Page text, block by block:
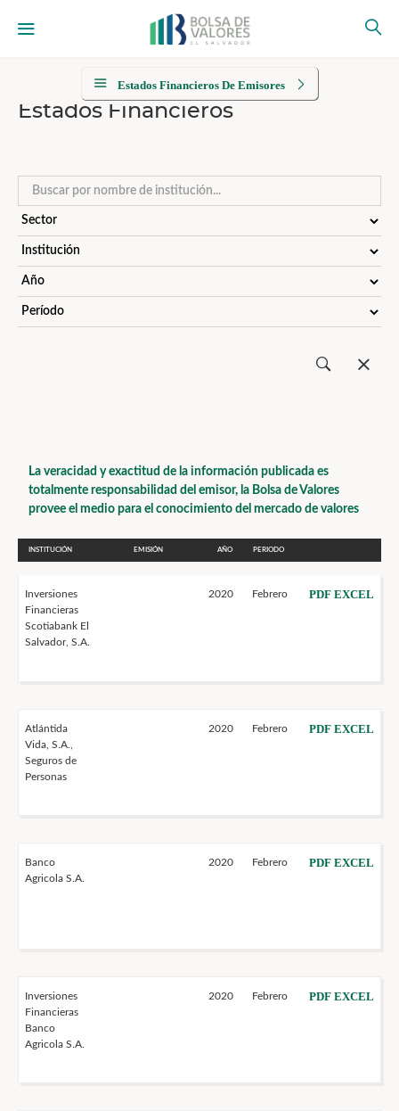
Estados Financieros De Emisores
Estados Financieros
La veracidad y exactitud de la información publicada es
totalmente responsabilidad del emisor, la Bolsa de Valores
provee el medio para el conocimiento del mercado de valores
INSTITUCIÓN EMISIÓN AÑO PERIODO
Inversiones
Financieras
Scotiabank El
Salvador, S.A.
2020 Febrero PDF EXCEL
Atlántida
Vida, S.A.,
Seguros de
Personas
2020 Febrero PDF EXCEL
Banco
Agricola S.A.
2020 Febrero PDF EXCEL
Inversiones
Financieras
Banco
Agricola S.A.
2020 Febrero PDF EXCEL